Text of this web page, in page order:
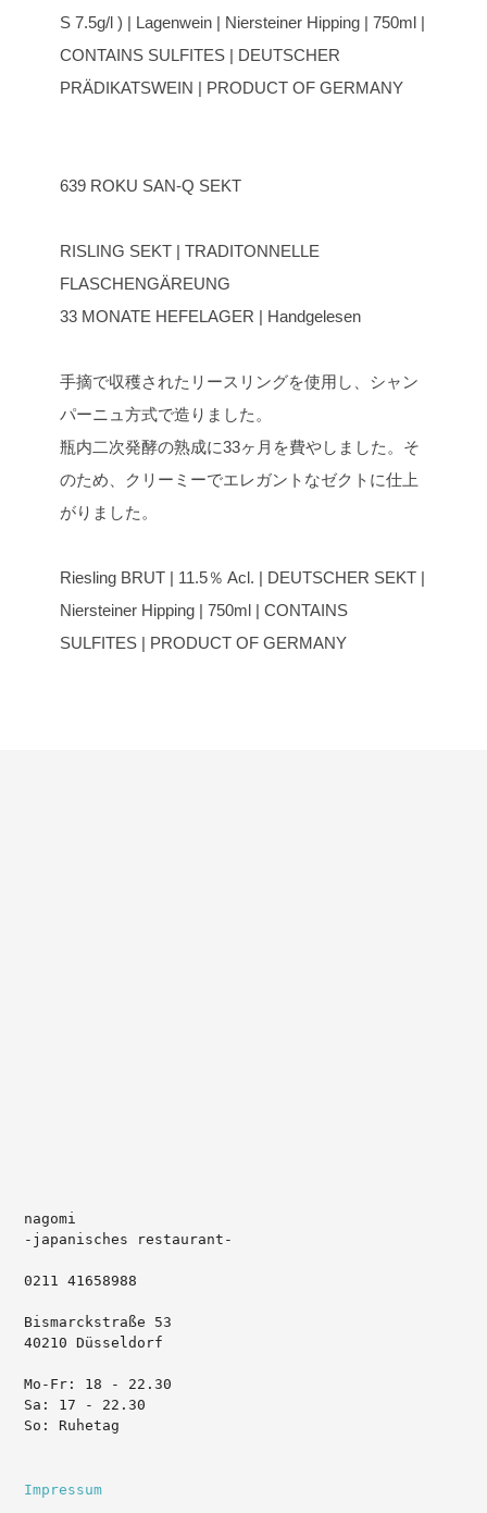
S 7.5g/l ) | Lagenwein | Niersteiner Hipping | 750ml |
CONTAINS SULFITES | DEUTSCHER
PRÄDIKATSWEIN | PRODUCT OF GERMANY
639 ROKU SAN-Q SEKT
RISLING SEKT | TRADITONNELLE
FLASCHENGÄREUNG
33 MONATE HEFELAGER | Handgelesen
手摘で収穫されたリースリングを使用し、シャン
パーニュ方式で造りました。
瓶内二次発酵の熟成に33ヶ月を費やしました。そ
のため、クリーミーでエレガントなゼクトに仕上
がりました。
Riesling BRUT | 11.5％ Acl. | DEUTSCHER SEKT |
Niersteiner Hipping | 750ml | CONTAINS
SULFITES | PRODUCT OF GERMANY
nagomi
-japanisches restaurant-
0211 41658988
Bismarckstraße 53
40210 Düsseldorf
Mo-Fr: 18 - 22.30
Sa: 17 - 22.30
So: Ruhetag
Impressum